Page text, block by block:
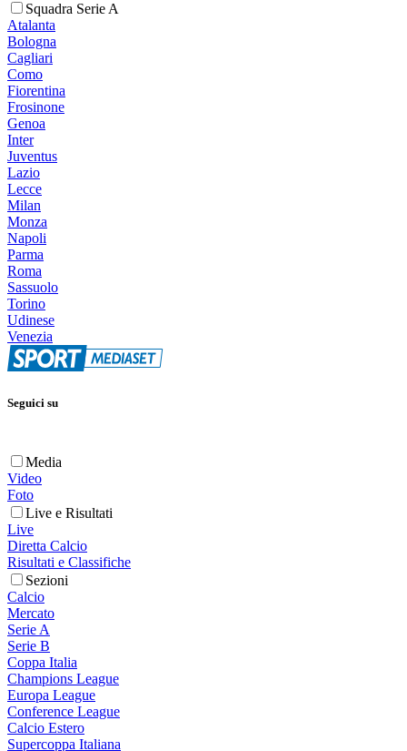
Squadra Serie A
Atalanta
Bologna
Cagliari
Como
Fiorentina
Frosinone
Genoa
Inter
Juventus
Lazio
Lecce
Milan
Monza
Napoli
Parma
Roma
Sassuolo
Torino
Udinese
Venezia
Seguici su
Media
Video
Foto
Live e Risultati
Live
Diretta Calcio
Risultati e Classifiche
Sezioni
Calcio
Mercato
Serie A
Serie B
Coppa Italia
Champions League
Europa League
Conference League
Calcio Estero
Supercoppa Italiana